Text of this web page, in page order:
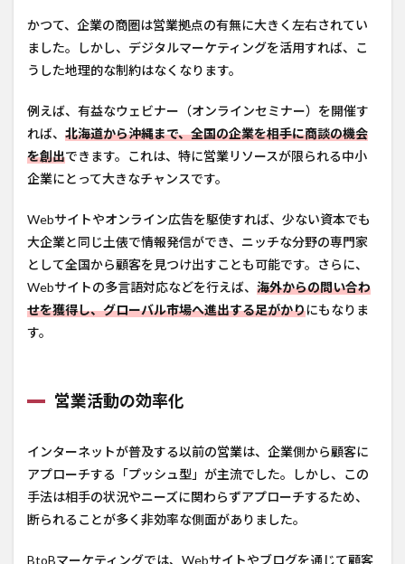
かつて、企業の商圏は営業拠点の有無に大きく左右されてい
ました。しかし、デジタルマーケティングを活用すれば、こ
うした地理的な制約はなくなります。
例えば、有益なウェビナー（オンラインセミナー）を開催す
れば、 北海道から沖縄まで、全国の企業を相手に商談の機会
を創出できます。これは、特に営業リソースが限られる中小
企業にとって大きなチャンスです。
Webサイトやオンライン広告を駆使すれば、少ない資本でも
大企業と同じ土俵で情報発信ができ、ニッチな分野の専門家
として全国から顧客を見つけ出すことも可能です。さらに、
Webサイトの多言語対応などを行えば、 海外からの問い合わ
せを獲得し、グローバル市場へ進出する足がかりにもなりま
す。
営業活動の効率化
インターネットが普及する以前の営業は、企業側から顧客に
アプローチする「プッシュ型」が主流でした。しかし、この
手法は相手の状況やニーズに関わらずアプローチするため、
断られることが多く非効率な側面がありました。
BtoBマーケティングでは、Webサイトやブログを通じて顧客